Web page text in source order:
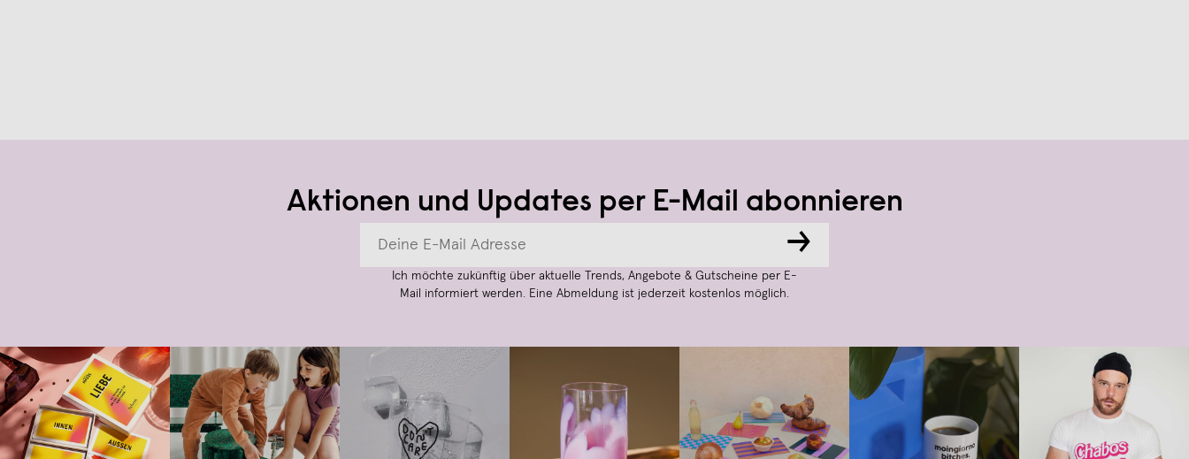
Aktionen und Updates per E-Mail abonnieren
→
Ich möchte zukünftig über aktuelle Trends, Angebote & Gutscheine per E-
Mail informiert werden. Eine Abmeldung ist jederzeit kostenlos möglich.